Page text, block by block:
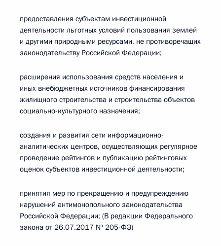
предоставления субъектам инвестиционной
деятельности льготных условий пользования землей
и другими природными ресурсами, не противоречащих
законодательству Российской Федерации;
расширения использования средств населения и
иных внебюджетных источников финансирования
жилищного строительства и строительства объектов
социально-культурного назначения;
создания и развития сети информационно-
аналитических центров, осуществляющих регулярное
проведение рейтингов и публикацию рейтинговых
оценок субъектов инвестиционной деятельности;
принятия мер по прекращению и предупреждению
нарушений антимонопольного законодательства
Российской Федерации; (В редакции Федерального
закона от 26.07.2017 № 205-ФЗ)